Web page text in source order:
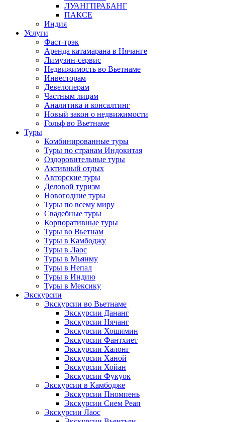
ЛУАНГПРАБАНГ
ПАКСЕ
Индия
Услуги
Фаст-трэк
Аренда катамарана в Нячанге
Лимузин-сервис
Недвижимость во Вьетнаме
Инвесторам
Девелоперам
Частным лицам
Аналитика и консалтинг
Новый закон о недвижимости
Гольф во Вьетнаме
Туры
Комбинированные туры
Туры по странам Индокитая
Оздоровительные туры
Активный отдых
Авторские туры
Деловой туризм
Новогодние туры
Туры по всему миру
Свадебные туры
Корпоративные туры
Туры во Вьетнам
Туры в Камбоджу
Туры в Лаос
Туры в Мьянму
Туры в Непал
Туры в Индию
Туры в Мексику
Экскурсии
Экскурсии во Вьетнаме
Экскурсии Дананг
Экскурсии Нячанг
Экскурсии Хошимин
Экскурсии Фантхиет
Экскурсии Халонг
Экскурсии Ханой
Экскурсии Хойан
Экскурсии Фукуок
Экскурсии в Камбодже
Экскурсии Пномпень
Экскурсии Сием Реап
Экскурсии Лаос